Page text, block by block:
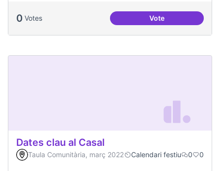
0 Votes VoteFesta de la
Dates clau al Casal
Taula Comunitària, març 2022 Calendari festiu 0 0